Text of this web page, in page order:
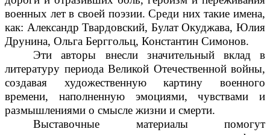
военных лет в своей поэзии. Среди них такие имена,
как: Александр Твардовский, Булат Окуджава, Юлия
Друнина, Ольга Берггольц, Константин Симонов.
Эти авторы внесли значительный вклад в
литературу периода Великой Отечественной войны,
создавая художественную картину военного
времени, наполненную эмоциями, чувствами и
размышлениями о смысле жизни и смерти.
Выставочные материалы помогут